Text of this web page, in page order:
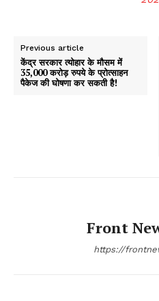
Previous article
केंद्र सरकार त्योहार के मौसम में
35,000 करोड़ रुपये के प्रोत्साहन
पैकेज की घोषणा कर सकती है!
Front
https://